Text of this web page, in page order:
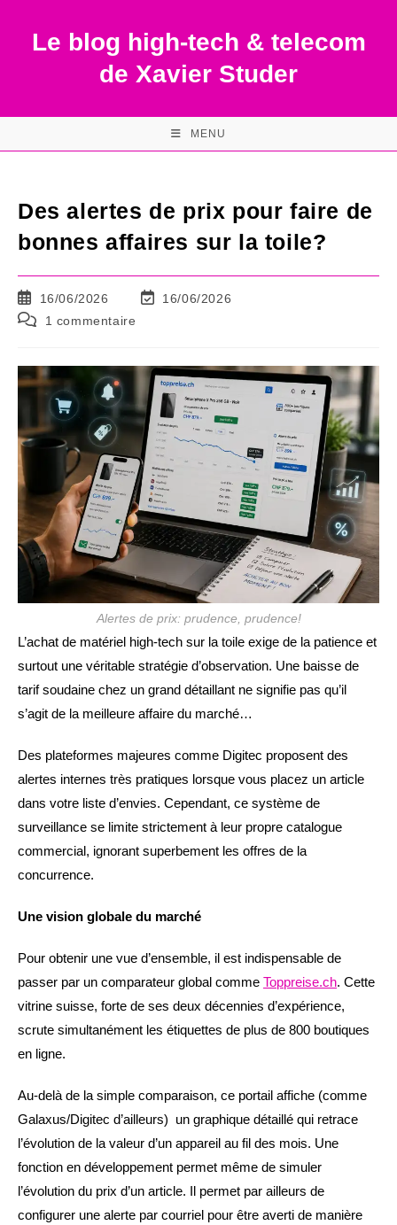
contentLe blog high-tech & telecom
de Xavier Studer
MENU
Des alertes de prix pour faire de
bonnes affaires sur la toile?
Publication
publiée :
16/06/2026
Dernière
publication :
16/06/2026
Commentaires
publication :
1 commentaire
Alertes de prix: prudence, prudence!
L’achat de matériel high-tech sur la toile exige de la patience et
surtout une véritable stratégie d’observation. Une baisse de
tarif soudaine chez un grand détaillant ne signifie pas qu’il
s’agit de la meilleure affaire du marché…
Des plateformes majeures comme Digitec proposent des
alertes internes très pratiques lorsque vous placez un article
dans votre liste d’envies. Cependant, ce système de
surveillance se limite strictement à leur propre catalogue
commercial, ignorant superbement les offres de la
concurrence.
Une vision globale du marché
Pour obtenir une vue d’ensemble, il est indispensable de
passer par un comparateur global comme Toppreise.ch. Cette
vitrine suisse, forte de ses deux décennies d’expérience,
scrute simultanément les étiquettes de plus de 800 boutiques
en ligne.
Au-delà de la simple comparaison, ce portail affiche (comme
Galaxus/Digitec d’ailleurs) un graphique détaillé qui retrace
l’évolution de la valeur d’un appareil au fil des mois. Une
fonction en développement permet même de simuler
l’évolution du prix d’un article. Il permet par ailleurs de
configurer une alerte par courriel pour être averti de manière